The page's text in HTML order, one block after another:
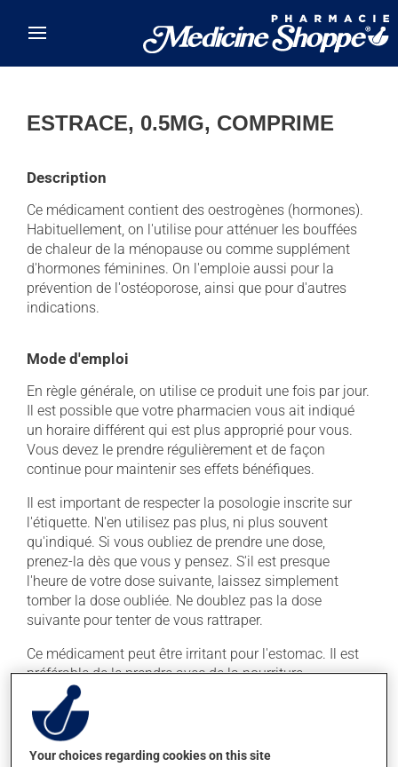
ESTRACE, 0.5MG, COMPRIME
Description
Ce médicament contient des oestrogènes (hormones).
Habituellement, on l'utilise pour atténuer les bouffées
de chaleur de la ménopause ou comme supplément
d'hormones féminines. On l'emploie aussi pour la
prévention de l'ostéoporose, ainsi que pour d'autres
indications.
Mode d'emploi
En règle générale, on utilise ce produit une fois par jour.
Il est possible que votre pharmacien vous ait indiqué
un horaire différent qui est plus approprié pour vous.
Vous devez le prendre régulièrement et de façon
continue pour maintenir ses effets bénéfiques.
Il est important de respecter la posologie inscrite sur
l'étiquette. N'en utilisez pas plus, ni plus souvent
qu'indiqué. Si vous oubliez de prendre une dose,
prenez-la dès que vous y pensez. S'il est presque
l'heure de votre dose suivante, laissez simplement
tomber la dose oubliée. Ne doublez pas la dose
suivante pour tenter de vous rattraper.
Ce médicament peut être irritant pour l'estomac. Il est
préférable de le prendre avec de la nourriture.
Effets indésirables
En plus de ses effets recherchés, ce produit peut à
Your choices regarding cookies on this site